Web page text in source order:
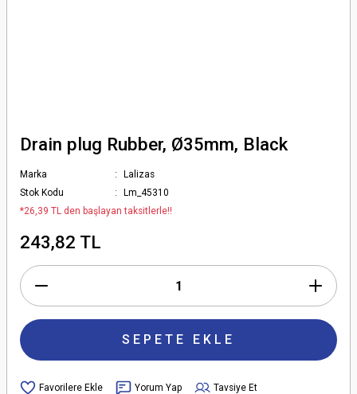
Drain plug Rubber, Ø35mm, Black
Marka
Lalizas
Stok Kodu
Lm_45310
*26,39 TL den başlayan taksitlerle!!
243,82 TL
SEPETE EKLE
Yorum Yap
Tavsiye Et